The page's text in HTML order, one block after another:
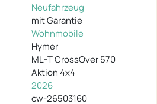
Neufahrzeug
mit Garantie
Wohnmobile
Hymer
ML-T CrossOver 570
Aktion 4x4
2026
cw-26503160